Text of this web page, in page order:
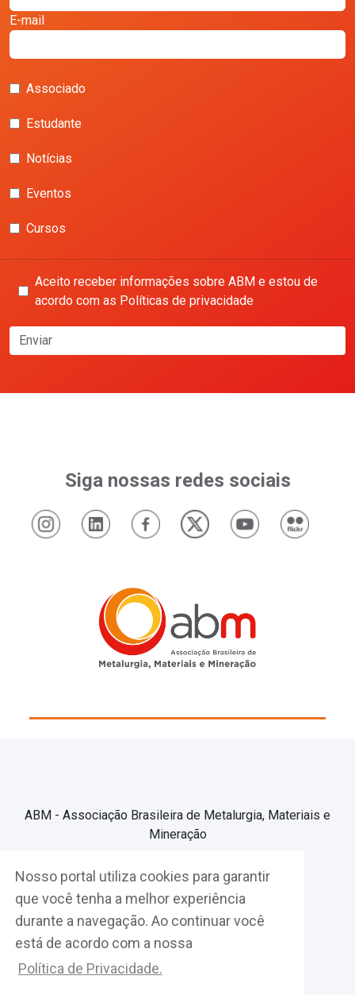
Nosso portal utiliza cookies para garantir
que você tenha a melhor experiência
durante a navegação. Ao continuar você
está de acordo com a nossa
Política de Privacidade.
E-mail
Associado
Estudante
Notícias
Eventos
Cursos
Aceito receber informações sobre ABM e estou de
acordo com as Políticas de privacidade
Enviar
Siga nossas redes sociais
ABM - Associação Brasileira de Metalurgia, Materiais e
Mineração
Associe-se
Fazer Login